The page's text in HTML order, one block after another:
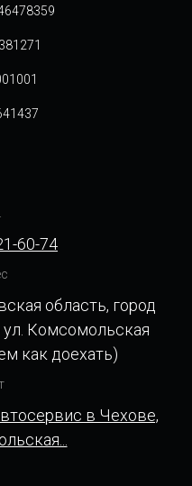
60-74
область, город
Комсомольская
как доехать)
в Чехове,